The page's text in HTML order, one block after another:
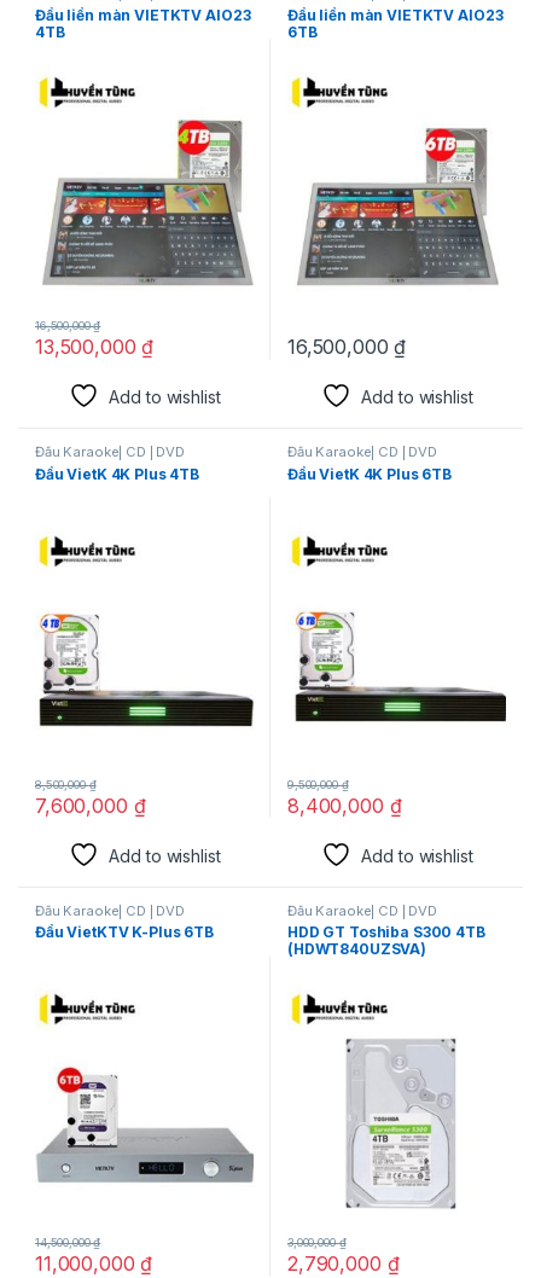
Đầu liền màn VIETKTV AIO23
4TB
13,500,000₫
16,500,000₫
Add to wishlist
Đầu liền màn VIETKTV AIO23
6TB
16,500,000₫
Add to wishlist
Đầu Karaoke| CD | DVD
Đầu VietK 4K Plus 4TB
7,600,000 ₫
8,500,000₫
Add to wishlist
Đầu Karaoke| CD | DVD
Đầu VietK 4K Plus 6TB
8,400,000 ₫
9,500,000₫
Add to wishlist
Đầu Karaoke| CD | DVD
Đầu VietKTV K-Plus 6TB
11,000,000₫
14,500,000₫
Đầu Karaoke| CD | DVD
HDD GT Toshiba S300 4TB
(HDWT840UZSVA)
2,790,000 ₫
3,000,000₫